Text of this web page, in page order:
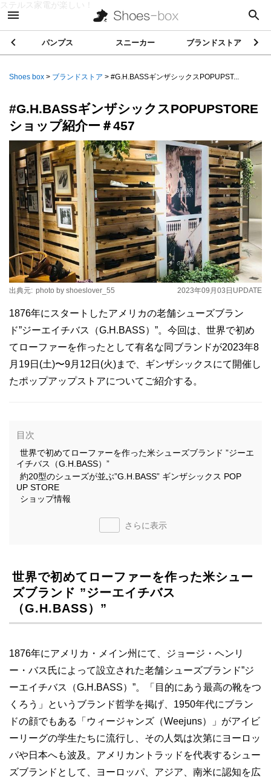
ステルス家電が楽しい！
パンプス スニーカー ブランドストア
Shoes box > ブランドストア > #G.H.BASSギンザシックスPOPUPST...
#G.H.BASSギンザシックスPOPUPSTORE
ショップ紹介ー＃457
2023年09月03日 UPDATE
出典元: photo by shoeslover_55
1876年にスタートしたアメリカの老舗シューズブラン
ド”ジーエイチバス（G.H.BASS）”。今回は、世界で初め
てローファーを作ったとして有名な同ブランドが2023年8
月19日(土)〜9月12日(火)まで、ギンザシックスにて開催し
たポップアップストアについてご紹介する。
目次
世界で初めてローファーを作った米シューズブランド ”ジーエ
イチバス（G.H.BASS）”
約20型のシューズが並ぶ”G.H.BASS” ギンザシックス POP
UP STORE
ショップ情報
さらに表示
世界で初めてローファーを作った米シュー
ズブランド ”ジーエイチバス
（G.H.BASS）”
1876年にアメリカ・メイン州にて、ジョージ・ヘンリ
ー・バス氏によって設立された老舗シューズブランド”ジ
ーエイチバス（G.H.BASS）”。「目的にあう最高の靴をつ
くろう」というブランド哲学を掲げ、1950年代にブラン
ドの顔でもある「ウィージャンズ（Weejuns）」がアイビ
ーリーグの学生たちに流行し、その人気は次第にヨーロッ
パや日本へも波及。アメリカントラッドを代表するシュー
ズブランドとして、ヨーロッパ、アジア、南米に認知を広